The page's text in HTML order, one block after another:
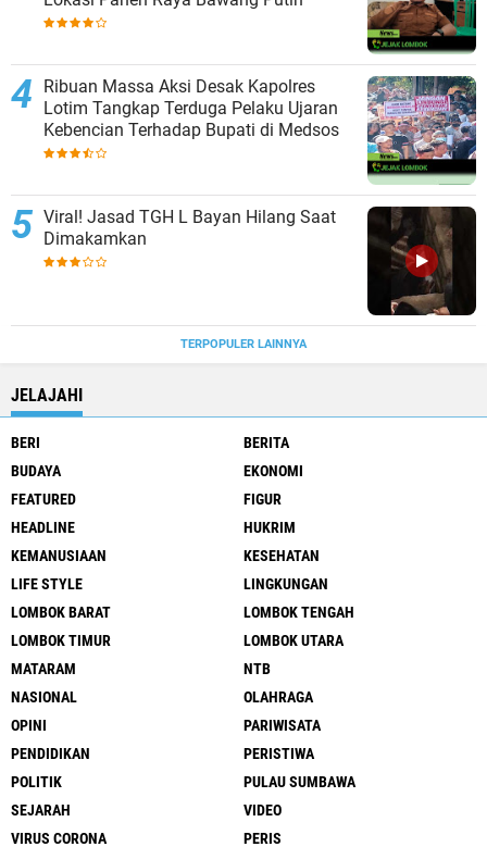
Ribuan Massa Aksi Desak Kapolres
Lotim Tangkap Terduga Pelaku Ujaran
Kebencian Terhadap Bupati di Medsos
Viral! Jasad TGH L Bayan Hilang Saat
Dimakamkan
TERPOPULER LAINNYA
JELAJAHI
BERI
BERITA
BUDAYA
EKONOMI
FEATURED
FIGUR
HEADLINE
HUKRIM
KEMANUSIAAN
KESEHATAN
LIFE STYLE
LINGKUNGAN
LOMBOK BARAT
LOMBOK TENGAH
LOMBOK TIMUR
LOMBOK UTARA
MATARAM
NTB
NASIONAL
OLAHRAGA
OPINI
PARIWISATA
PENDIDIKAN
PERISTIWA
POLITIK
PULAU SUMBAWA
SEJARAH
VIDEO
VIRUS CORONA
PERIS